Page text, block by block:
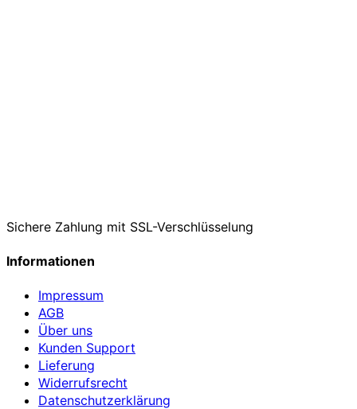
Sichere Zahlung mit SSL-Verschlüsselung
Informationen
Impressum
AGB
Über uns
Kunden Support
Lieferung
Widerrufsrecht
Datenschutzerklärung